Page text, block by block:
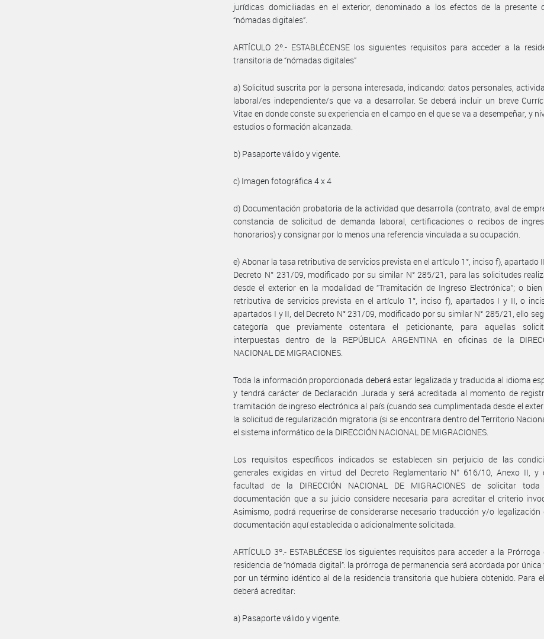
jurídicas domiciliadas en el exterior, denominado a los efectos de la presente
“nómadas digitales”.
ARTÍCULO 2º.- ESTABLÉCENSE los siguientes requisitos para acceder a la
transitoria de “nómadas digitales”
a) Solicitud suscrita por la persona interesada, indicando: datos personales,
laboral/es independiente/s que va a desarrollar. Se deberá incluir un breve
Vitae en donde conste su experiencia en el campo en el que se va a desempeñar, y
estudios o formación alcanzada.
b) Pasaporte válido y vigente.
c) Imagen fotográfica 4 x 4
d) Documentación probatoria de la actividad que desarrolla (contrato, aval de
constancia de solicitud de demanda laboral, certificaciones o recibos de
honorarios) y consignar por lo menos una referencia vinculada a su ocupación.
e) Abonar la tasa retributiva de servicios prevista en el artículo 1°, inciso f), apartado
Decreto N° 231/09, modificado por su similar N° 285/21, para las solicitudes
desde el exterior en la modalidad de “Tramitación de Ingreso Electrónica”; o
retributiva de servicios prevista en el artículo 1°, inciso f), apartados I y II, o
apartados I y II, del Decreto N° 231/09, modificado por su similar N° 285/21, ello
categoría que previamente ostentara el peticionante, para aquellas
interpuestas dentro de la REPÚBLICA ARGENTINA en oficinas de la
NACIONAL DE MIGRACIONES.
Toda la información proporcionada deberá estar legalizada y traducida al idioma
y tendrá carácter de Declaración Jurada y será acreditada al momento de
tramitación de ingreso electrónica al país (cuando sea cumplimentada desde el
la solicitud de regularización migratoria (si se encontrara dentro del Territorio
el sistema informático de la DIRECCIÓN NACIONAL DE MIGRACIONES.
Los requisitos específicos indicados se establecen sin perjuicio de las
generales exigidas en virtud del Decreto Reglamentario N° 616/10, Anexo II, y
facultad de la DIRECCIÓN NACIONAL DE MIGRACIONES de solicitar
documentación que a su juicio considere necesaria para acreditar el criterio
Asimismo, podrá requerirse de considerarse necesario traducción y/o legalización
documentación aquí establecida o adicionalmente solicitada.
ARTÍCULO 3º.- ESTABLÉCESE los siguientes requisitos para acceder a la Prórroga
residencia de “nómada digital”: la prórroga de permanencia será acordada por única
por un término idéntico al de la residencia transitoria que hubiera obtenido. Para
deberá acreditar:
a) Pasaporte válido y vigente.